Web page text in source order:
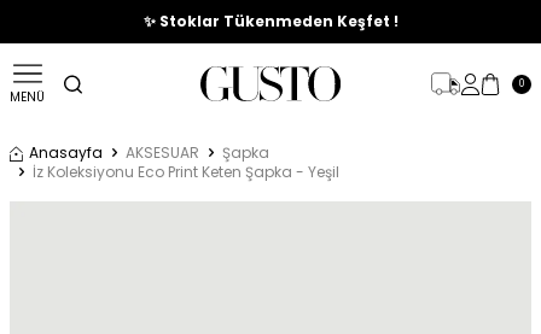
🎉%70'e Varan Büyük Yaz İndirim Başladı !
✨ Stoklar Tükenmeden Keşfet !
MENÜ
0
Anasayfa AKSESUAR
Şapka
İz Koleksiyonu Eco Print Keten Şapka - Yeşil